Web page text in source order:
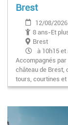
Brest
12/08/2026
8 ans-Et
Brest
à 10h15 et
Accompagnés
château de Brest,
tours, courtines et